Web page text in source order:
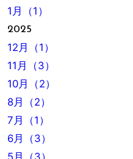
1月（1）
2025
12月（1）
11月（3）
10月（2）
8月（2）
7月（1）
6月（3）